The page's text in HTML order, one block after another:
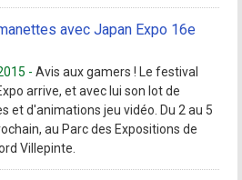
avec Japan Expo 16e
-Avis aux gamers ! Le festival
arrive, et avec lui son lot de
et d'animations jeu vidéo. Du 2 au 5
au Parc des Expositions de
Villepinte.